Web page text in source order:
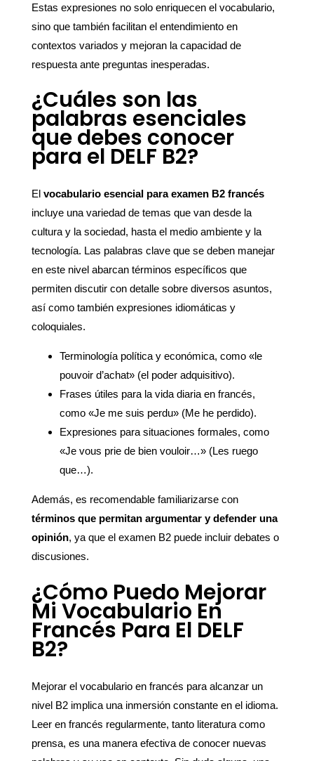
Estas expresiones no solo enriquecen el vocabulario,
sino que también facilitan el entendimiento en
contextos variados y mejoran la capacidad de
respuesta ante preguntas inesperadas.
¿Cuáles son las
palabras esenciales
que debes conocer
para el DELF B2?
El vocabulario esencial para examen B2 francés
incluye una variedad de temas que van desde la
cultura y la sociedad, hasta el medio ambiente y la
tecnología. Las palabras clave que se deben manejar
en este nivel abarcan términos específicos que
permiten discutir con detalle sobre diversos asuntos,
así como también expresiones idiomáticas y
coloquiales.
Terminología política y económica, como «le
pouvoir d’achat» (el poder adquisitivo).
Frases útiles para la vida diaria en francés,
como «Je me suis perdu» (Me he perdido).
Expresiones para situaciones formales, como
«Je vous prie de bien vouloir…» (Les ruego
que…).
Además, es recomendable familiarizarse con
términos que permitan argumentar y defender una
opinión, ya que el examen B2 puede incluir debates o
discusiones.
¿Cómo Puedo Mejorar
Mi Vocabulario En
Francés Para El DELF
B2?
Mejorar el vocabulario en francés para alcanzar un
nivel B2 implica una inmersión constante en el idioma.
Leer en francés regularmente, tanto literatura como
prensa, es una manera efectiva de conocer nuevas